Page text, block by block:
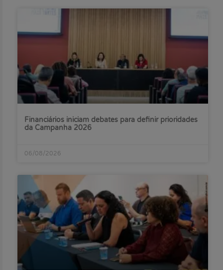
Financiários iniciam debates para definir prioridades
da Campanha 2026
06/08/2026